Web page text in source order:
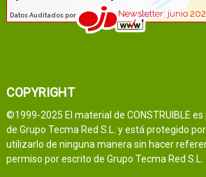
COPYRIGHT
©1999-2025 El material de CONSTRUIBLE
de Grupo Tecma Red S.L. y está protegido
utilizarlo de ninguna manera sin hacer
permiso por escrito de Grupo Tecma Red S.L.